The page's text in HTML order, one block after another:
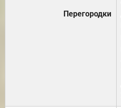
Перегородки